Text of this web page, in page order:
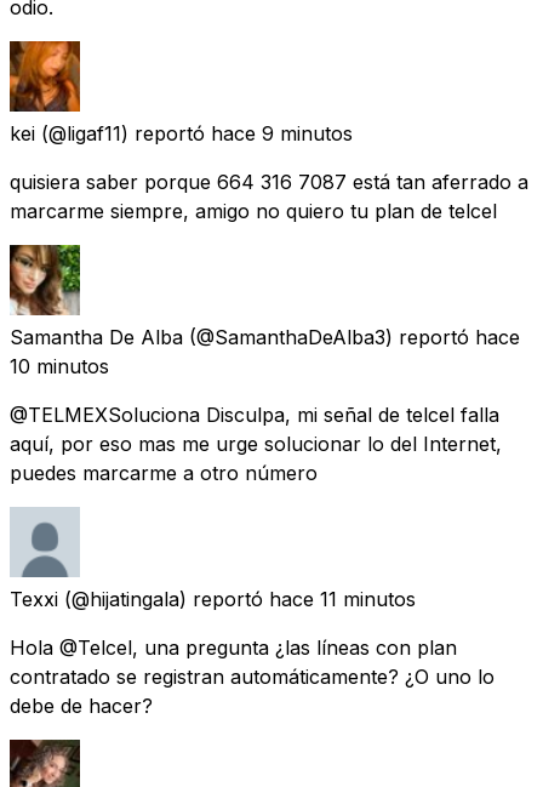
odio.
kei (@ligaf11) reportó hace 9 minutos
quisiera saber porque 664 316 7087 está tan aferrado a
marcarme siempre, amigo no quiero tu plan de telcel
Samantha De Alba (@SamanthaDeAlba3) reportó hace
10 minutos
@TELMEXSoluciona Disculpa, mi señal de telcel falla
aquí, por eso mas me urge solucionar lo del Internet,
puedes marcarme a otro número
Texxi (@hijatingala) reportó hace 11 minutos
Hola @Telcel, una pregunta ¿las líneas con plan
contratado se registran automáticamente? ¿O uno lo
debe de hacer?